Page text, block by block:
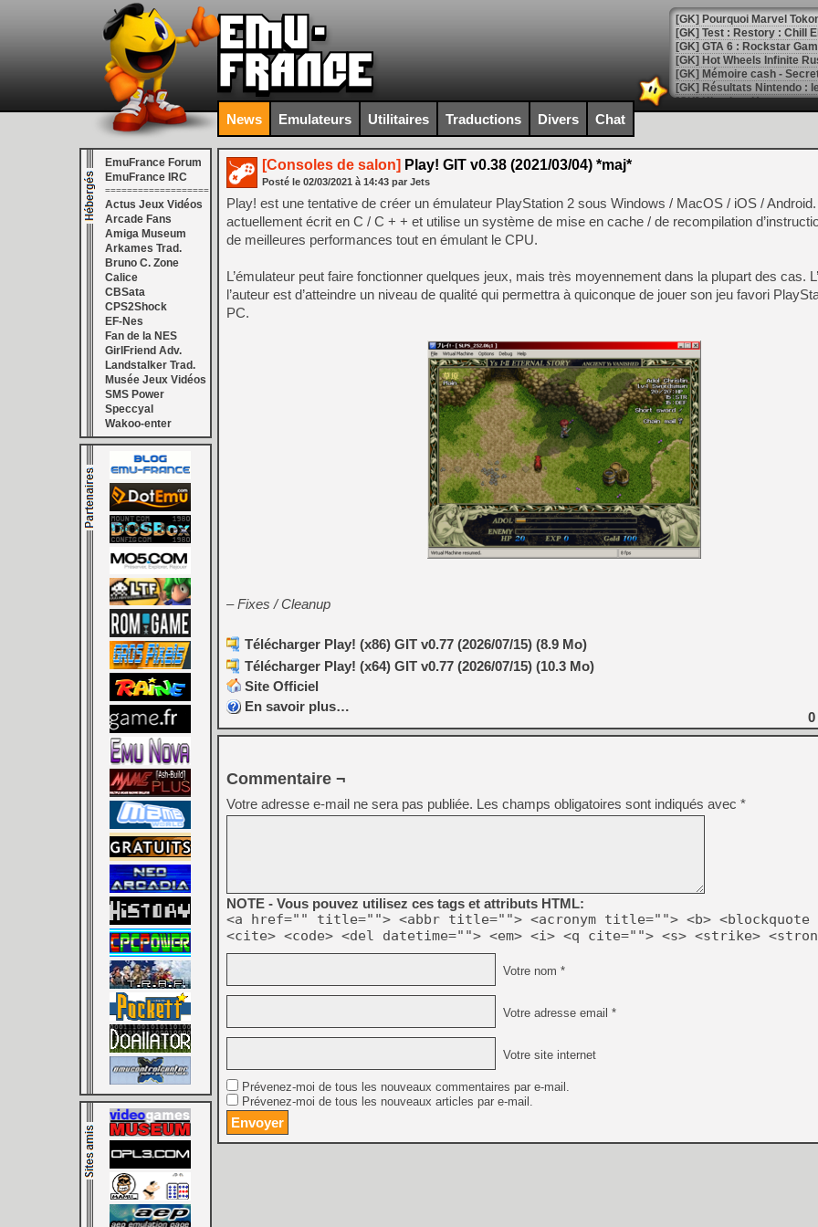
[GK] Pourquoi Marvel
[GK] Test : Restory : Chill
[GK] GTA 6 : Rockstar
[GK] Hot Wheels Infinite
[GK] Mémoire cash -
[GK] Résultats Nintendo :
[GK] Déjà des
[Mo5] Brickboy cherche à
[GK] Minecraft et ses «
[GK] Beast of
[GK] Ubisoft : fin de partie
[GK] Mémoire cash -
[GK] Dan Houser (GTA)
[GK] Comment EA Sports
[GK] Crimson Moon : un
[GK] Isle of Reveries : le
[GK] Moonlighter 2 : The
[GK] Capcom relance
[Mo5] Deux inédits du
[GK] Le beat'em up The
[GK] Endless Legend 2 :
[LS] [PS5] Le WebKit
[GK] Oubliez Crazy Taxi,
[LS] [Switch] NSZ 5.0.0
[GK] No More Room in
[GK] Un chatbot Atelier
[GK] Mémoire cash -
[GK] Nvidia : le prix des
[GK] Suikoden Star Leap
[Mo5] La mini borne
News Emulateurs Utilitaires Traductions Divers Chat
EmuFrance Forum
EmuFrance IRC
===================
Actus Jeux Vidéos
Arcade Fans
Amiga Museum
Arkames Trad.
Bruno C. Zone
Calice
CBSata
CPS2Shock
EF-Nes
Fan de la NES
GirlFriend Adv.
Landstalker Trad.
Musée Jeux Vidéos
SMS Power
Speccyal
Wakoo-enter
[Consoles de salon] Play! GIT v0.38 (2021/03/04) *maj*
Posté le 02/03/2021 à 14:43 par Jets
Play! est une tentative de créer un émulateur PlayStation 2 sous Windows / MacOS / iOS /
actuellement écrit en C / C + + et utilise un système de mise en cache / de recompilation
de meilleures performances tout en émulant le CPU.
L’émulateur peut faire fonctionner quelques jeux, mais très moyennement dans la plupart des cas.
l’auteur est d’atteindre un niveau de qualité qui permettra à quiconque de jouer son jeu favori
PC.
– Fixes / Cleanup
Télécharger Play! (x86) GIT v0.77 (2026/07/15) (8.9 Mo)
Télécharger Play! (x64) GIT v0.77 (2026/07/15) (10.3 Mo)
Site Officiel
En savoir plus…
0
Commentaire ¬
Votre adresse e-mail ne sera pas publiée. Les champs obligatoires sont indiqués avec *
NOTE - Vous pouvez utilisez ces tags et attributs HTML:
<a href="" title=""> <abbr title=""> <acronym title=""> <b> <blockquote
<cite> <code> <del datetime=""> <em> <i> <q cite=""> <s> <strike>
Votre nom *
Votre adresse email *
Votre site internet
Prévenez-moi de tous les nouveaux commentaires par e-mail.
Prévenez-moi de tous les nouveaux articles par e-mail.